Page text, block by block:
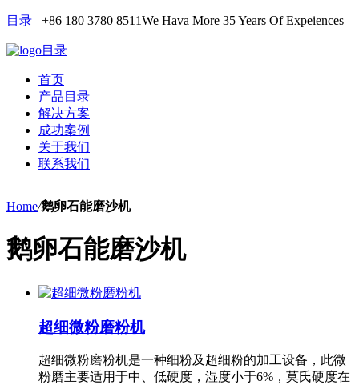
目录 +86 180 3780 8511We Hava More 35 Years Of Expeiences
目录
首页
产品目录
解决方案
成功案例
关于我们
联系我们
Home/鹅卵石能磨沙机
鹅卵石能磨沙机
超细微粉磨粉机
超细微粉磨粉机是一种细粉及超细粉的加工设备，此微
粉磨主要适用于中、低硬度，湿度小于6%，莫氏硬度在